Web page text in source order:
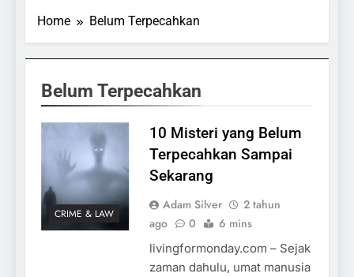
Home Belum Terpecahkan
Belum Terpecahkan
CRIME & LAW
10 Misteri yang Belum
Terpecahkan Sampai
Sekarang
Adam Silver
2 tahun
ago
0 6 mins
livingformonday.com – Sejak
zaman dahulu, umat manusia